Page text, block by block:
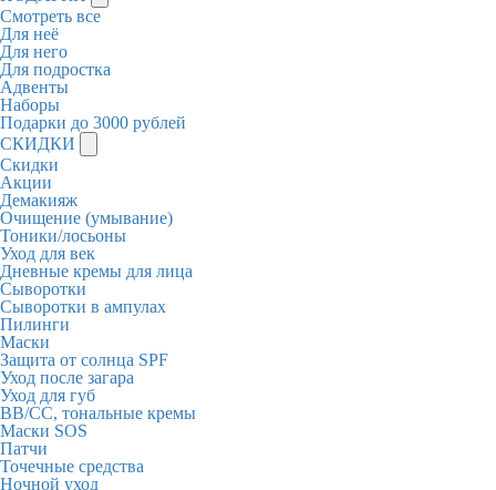
Смотреть все
Для неё
Для него
Для подростка
Адвенты
Наборы
Подарки до 3000 рублей
СКИДКИ
Скидки
Акции
Демакияж
Очищение (умывание)
Тоники/лосьоны
Уход для век
Дневные кремы для лица
Сыворотки
Сыворотки в ампулах
Пилинги
Маски
Защита от солнца SPF
Уход после загара
Уход для губ
BB/CC, тональные кремы
Маски SOS
Патчи
Точечные средства
Ночной уход